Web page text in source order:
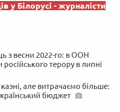
у Білорусі - журналісти
з весни 2022-го: в ООН
російського терору в липні
але витрачаємо більше:
бюджет